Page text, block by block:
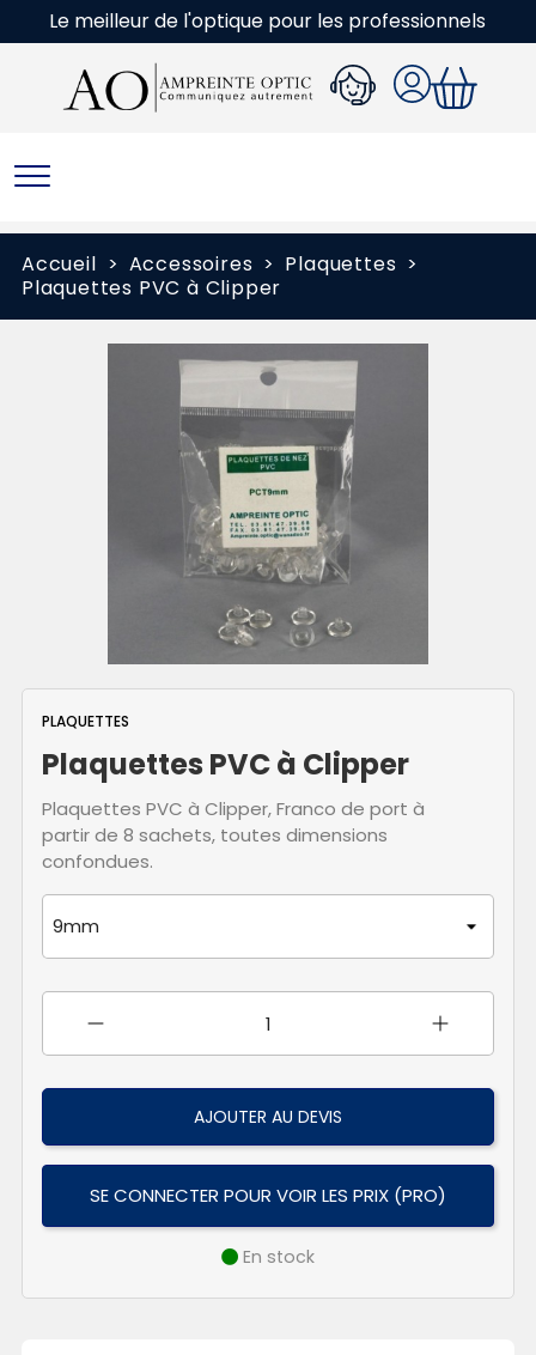
Le meilleur de l'optique pour les professionnels
Accueil Accessoires
Plaquettes
Plaquettes PVC à Clipper
PLAQUETTES
Plaquettes PVC à Clipper
Plaquettes PVC à Clipper, Franco de port à
partir de 8 sachets, toutes dimensions
confondues.
AJOUTER AU DEVIS
SE CONNECTER POUR VOIR LES PRIX (PRO)
En stock